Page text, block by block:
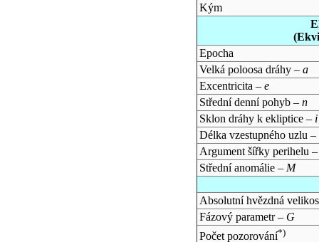
Kým
Epocha
Velká poloosa dráhy – a
Excentricita – e
Střední denní pohyb – n
Sklon dráhy k ekliptice – i
Délka vzestupného uzlu –
Argument šířky perihelu
Střední anomálie – M
Absolutní hvězdná
Fázový parametr – G
Počet pozorování*)